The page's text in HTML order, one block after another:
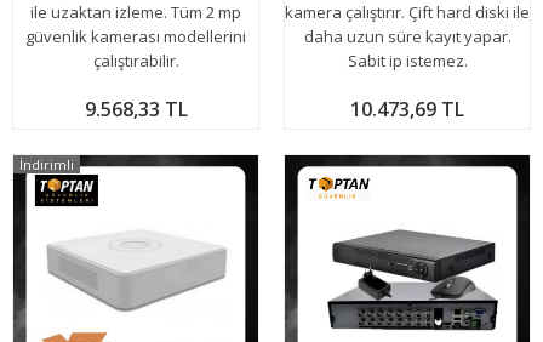
ile uzaktan izleme. Tüm 2 mp
güvenlik kamerası modellerini
çalıştırabilir.
9.568,33 TL
kamera çalıştırır. Çift hard diski ile
daha uzun süre kayıt yapar.
Sabit ip istemez.
10.473,69 TL
İndirimli